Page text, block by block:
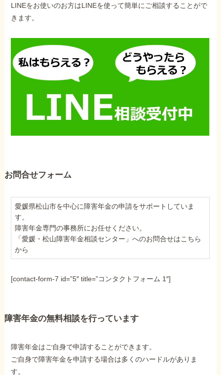
LINEをお使いのお方はLINEを使って簡単にご相談することがで
きます。
お問合せフォーム
愛媛県松山市を中心に障害年金の申請をサポートしていま
す。
障害年金専門の事務所にお任せください。
「愛媛・松山障害年金相談センター」へのお問合せはこちら
から
[contact-form-7 id=”5″ title=”コンタクトフォーム 1″]
障害年金の無料相談を行っています
障害年金はご自身で申請することができます。
ご自身で障害年金を申請する場合は多くのハードルがありま
す。